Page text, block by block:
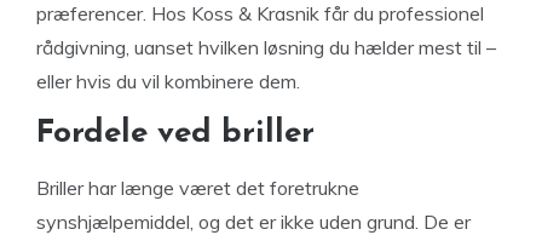
præferencer. Hos Koss & Krasnik får du professionel
rådgivning, uanset hvilken løsning du hælder mest til –
eller hvis du vil kombinere dem.
Fordele ved briller
Briller har længe været det foretrukne
synshjælpemiddel, og det er ikke uden grund. De er